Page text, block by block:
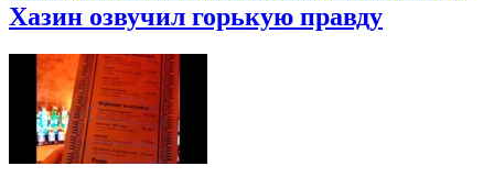
Хазин озвучил горькую правду